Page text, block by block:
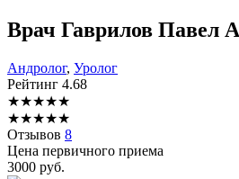
Врач Гаврилов Павел
Андролог, Уролог
Рейтинг 4.68
★★★★★
★★★★★
Отзывов 8
Цена первичного приема
3000 руб.